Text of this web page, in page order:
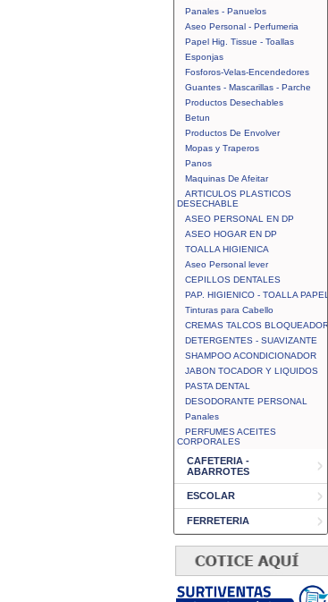
Panales - Panuelos
Aseo Personal - Perfumeria
Papel Hig. Tissue - Toallas
Esponjas
Fosforos-Velas-Encendedores
Guantes - Mascarillas - Parche
Productos Desechables
Betun
Productos De Envolver
Mopas y Traperos
Panos
Maquinas De Afeitar
ARTICULOS PLASTICOS
DESECHABLE
ASEO PERSONAL EN DP
ASEO HOGAR EN DP
TOALLA HIGIENICA
Aseo Personal lever
CEPILLOS DENTALES
PAP. HIGIENICO - TOALLA PAPEL
Tinturas para Cabello
CREMAS TALCOS BLOQUEADOR
DETERGENTES - SUAVIZANTE
SHAMPOO ACONDICIONADOR
JABON TOCADOR Y LIQUIDOS
PASTA DENTAL
DESODORANTE PERSONAL
Panales
PERFUMES ACEITES
CORPORALES
CAFETERIA -
ABARROTES
ESCOLAR
FERRETERIA